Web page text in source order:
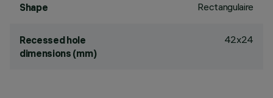
Shape Rectangulaire
Recessed hole
dimensions (mm)
42x24